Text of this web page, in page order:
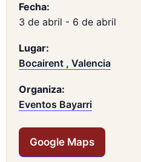
Fecha:
3 de abril - 6 de abril
Lugar:
Bocairent , Valencia
Organiza:
Eventos Bayarri
Google Maps